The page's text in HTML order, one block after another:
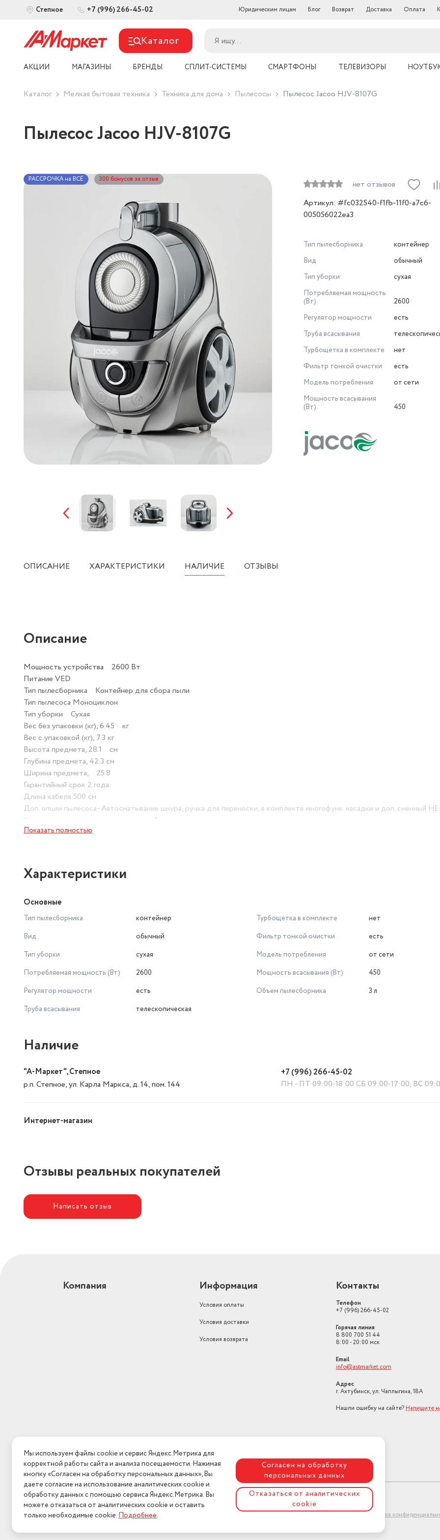
Степное +7 (996) 266-45-02 Юридическим лицам Блог Возврат Доставка Оплата
Каталог
АКЦИИ МАГАЗИНЫ БРЕНДЫ СПЛИТ-СИСТЕМЫ СМАРТФОНЫ ТЕЛЕВИЗОРЫ
Каталог Мелкая бытовая техника Техника для дома Пылесосы Пылесос Jacoo HJV-8107G
Пылесос Jacoo HJV-8107G
РАССРОЧКА на ВСЁ 300 бонусов за отзыв
нет отзывов
Артикул: #fc032540-f1fb-11f0-a7c6-
005056022ea3
Тип пылесборника
контейнер
Вид
обычный
Тип уборки
сухая
Потребляемая мощность
(Вт)
2600
Регулятор мощности
есть
Труба всасывания
Турбощетка в комплекте
нет
Фильтр тонкой очистки
есть
Модель потребления
от сети
Мощность всасывания
(Вт)
450
ОПИСАНИЕ ХАРАКТЕРИСТИКИ НАЛИЧИЕ ОТЗЫВЫ
Описание
Мощность устройства 2600 Вт
Питание VED
Тип пылесборника Контейнер для сбора пыли
Тип пылесоса Моноциклон
Тип уборки Сухая
Вес без упаковки (кг), 6.45 кг
Вес с упаковкой (кг), 7.3 кг
Высота предмета, 28.1 см
Глубина предмета, 42.3 см
Ширина предмета, 25.8
Гарантийный срок 2 года
Длина кабеля 500 см
Доп. опции пылесоса- Автосматывание шнура, ручка для переноски, в комплекте многофунк. насадки и доп. сменный
фильтр, индикатор заполнения пылесборника
Индикация пылесоса- да
Комплектация
Гибкий шланг – 1 шт.
Телескопическая трубка – 1 шт.
Комбинированная насадка – 1 шт.
Дополнительный внутренний НЕРА-фильтр – 1 шт.
Инструкция по эксплуатации – 1 шт.
Показать полностью
Характеристики
Основные
Тип пылесборника
контейнер
Вид
обычный
Тип уборки
сухая
Потребляемая мощность (Вт)
2600
Регулятор мощности
есть
Труба всасывания
телескопическая
Турбощетка в комплекте
нет
Фильтр тонкой очистки
есть
Модель потребления
от сети
Мощность всасывания (Вт)
450
Объем пылесборника
3 л
Наличие
"А-Маркет", Степное
р.п. Степное, ул. Карла Маркса, д. 14, пом. 144
+7 (996) 266-45-02
ПН - ПТ 09:00-18:00 СБ 09:00-17:00, ВС
Интернет-магазин
Отзывы реальных покупателей
Написать отзыв
Компания Информация
Условия оплаты
Условия доставки
Условия возврата
Контакты
Телефон
+7 (996) 266-45-02
Горячая линия
8 800 700 51 44
8:00 - 20:00 мск
Email
info@astmarket.com
Адрес
г. Ахтубинск, ул. Чаплыгина, 18А
Нашли ошибку на сайте? Напишите
Политика
Мы используем файлы cookie и сервис Яндекс.Метрика для
корректной работы сайта и анализа посещаемости. Нажимая
кнопку «Согласен на обработку персональных данных», Вы
даете согласие на использование аналитических cookie и
обработку данных с помощью сервиса Яндекс.Метрика. Вы
можете отказаться от аналитических cookie и оставить
только необходимые cookie.Подробнее.
Согласен на обработку
персональных данных
Отказаться от аналитических
cookie